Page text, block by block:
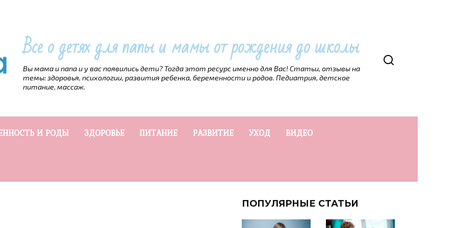
Все о детях для папы и мамы от рождения до школы
Вы мама и папа и у вас появились дети? Тогда этот ресурс именно для Вас! Статьи, отзывы на
темы: здоровья, психологии, развития ребенка, беременности и родов. Педиатрия, детское
питание, массаж.
И РОДЫ ЗДОРОВЬЕ ПИТАНИЕ РАЗВИТИЕ УХОД ВИДЕО
ПОПУЛЯРНЫЕ СТАТЬИ